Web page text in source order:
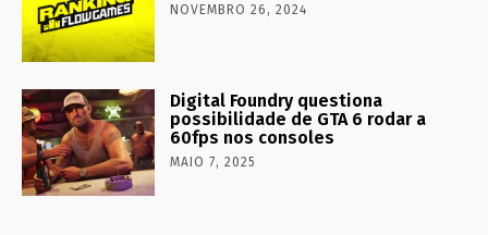
NOVEMBRO 26, 2024
Digital Foundry questiona
possibilidade de GTA 6 rodar a
60fps nos consoles
MAIO 7, 2025